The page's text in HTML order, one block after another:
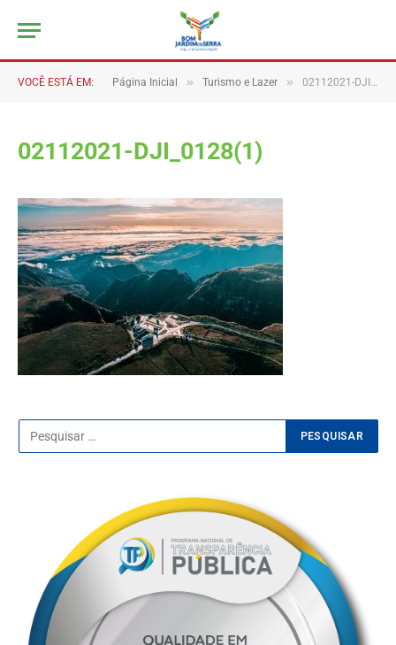
VOCÊ ESTÁ EM: Página Inicial » Turismo e Lazer » 02112021-DJI_0128(1)
02112021-DJI_0128(1)